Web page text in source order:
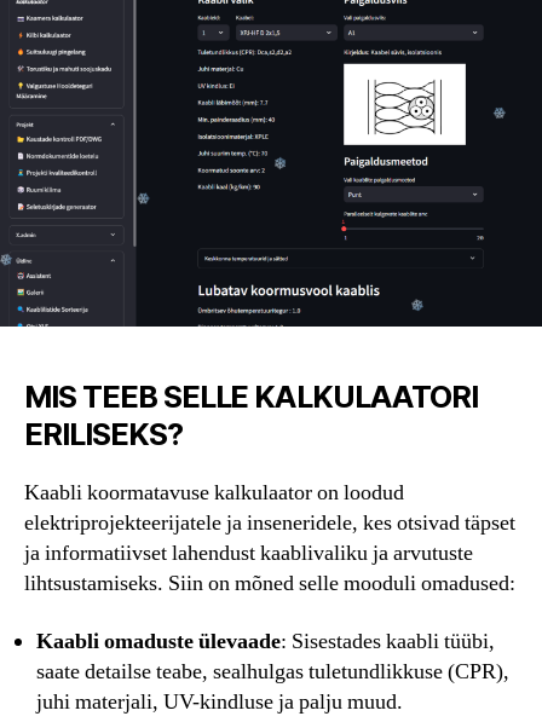
MIS TEEB SELLE KALKULAATORI
ERILISEKS?
Kaabli koormatavuse kalkulaator on loodud
elektriprojekteerijatele ja inseneridele, kes otsivad täpset
ja informatiivset lahendust kaablivaliku ja arvutuste
lihtsustamiseks. Siin on mõned selle mooduli omadused:
Kaabli omaduste ülevaade: Sisestades kaabli tüübi,
saate detailse teabe, sealhulgas tuletundlikkuse (CPR),
juhi materjali, UV-kindluse ja palju muud.